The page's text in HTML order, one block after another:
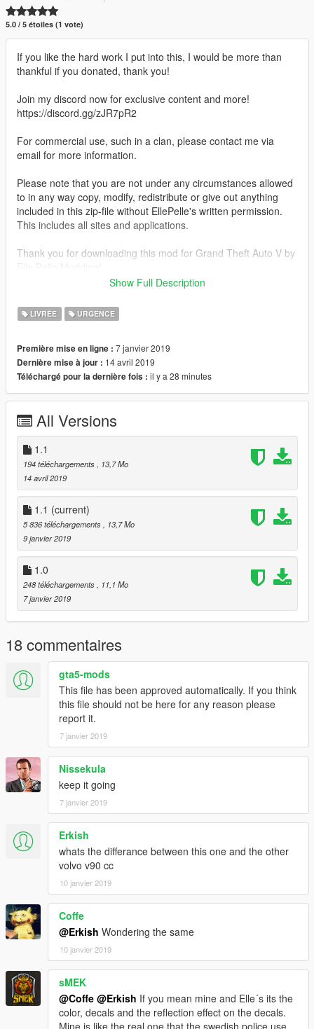
5.0 / 5 étoiles (1 vote)
If you like the hard work I put into this, I would be more than
thankful if you donated, thank you!
Join my discord now for exclusive content and more!
https://discord.gg/zJR7pR2
For commercial use, such in a clan, please contact me via
email for more information.
Please note that you are not under any circumstances allowed
to in any way copy, modify, redistribute or give out anything
included in this zip-file without EllePelle's written permission.
This includes all sites and applications.
Thank you for downloading this mod for Grand Theft Auto V by
I hope you like it and feel free to contact me if there would be
Features:
Realistic License Plates
Realistic ELS Setup
Compatible with multiple liveries
model from BritishGamer88. More information on how to install
it in the file "Information".
Credits:
Main Texture - Elle Modding
Plates - Elle Modding
ELS Config - ObsidianGames, Elle Modding
Other Textures - BritishGamer88
Contact:
E-mail - elle.pelle.modding@gmail.com
Lcpdfr.com - Elle Pelle
Gta5-mods.com - Elle Pelle
Baroteam.fr - Elle Pelle
Show Full Description
LIVRÉE URGENCE
Première mise en ligne : 7 janvier 2019
Dernière mise à jour : 14 avril 2019
Téléchargé pour la dernière fois : il y a 28 minutes
All Versions
1.1
194 téléchargements
, 13,7 Mo
14 avril 2019
1.1 (current)
5 836 téléchargements
, 13,7 Mo
9 janvier 2019
1.0
248 téléchargements
, 11,1 Mo
7 janvier 2019
18 commentaires
gta5-mods
This file has been approved automatically. If you think
this file should not be here for any reason please
report it.
7 janvier 2019
Nissekula
keep it going
7 janvier 2019
Erkish
whats the differance between this one and the other
volvo v90 cc
10 janvier 2019
Coffe
@Erkish Wondering the same
10 janvier 2019
sMEK
@Coffe @Erkish If you mean mine and Elle´s its the
color, decals and the reflection effect on the decals.
Mine is like the real one that the swedish police use,